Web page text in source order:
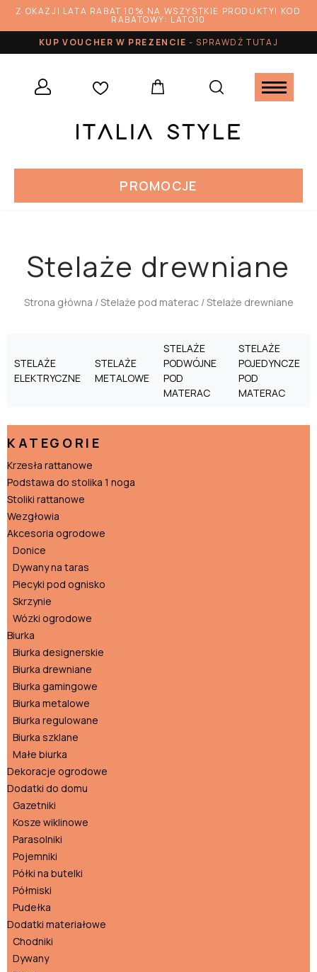
Z OKAZJI LATA RABAT 10% NA WSZYSTKIE PRODUKTY! KOD
RABATOWY: LATO10
KUP VOUCHER W PREZENCIE-SPRAWDŹ TUTAJ
PROMOCJE
Stelaże drewniane
Strona główna /Stelaże pod materac/ Stelaże drewniane
STELAŻE
ELEKTRYCZNE
STELAŻE
METALOWE
STELAŻE
PODWÓJNE
POD
MATERAC
STELAŻE
POJEDYNCZE
POD
MATERAC
KATEGORIE
Krzesła rattanowe
Podstawa do stolika 1 noga
Stoliki rattanowe
Wezgłowia
Akcesoria ogrodowe
Donice
Dywany na taras
Piecyki pod ognisko
Skrzynie
Wózki ogrodowe
Biurka
Biurka designerskie
Biurka drewniane
Biurka gamingowe
Biurka metalowe
Biurka regulowane
Biurka szklane
Małe biurka
Dekoracje ogrodowe
Dodatki do domu
Gazetniki
Kosze wiklinowe
Parasolniki
Pojemniki
Półki na butelki
Półmiski
Pudełka
Dodatki materiałowe
Chodniki
Dywany